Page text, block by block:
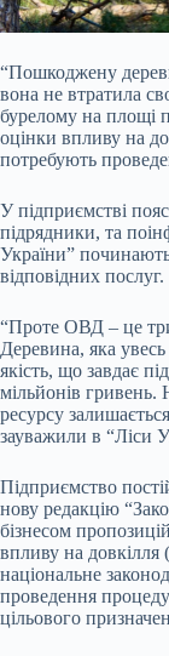
“Пошкоджену
вона не втратила
бурелому на площі
оцінки впливу на
потребують
У підприємстві
підрядники, та
України”
відповідних послуг.
“Проте ОВД – це
Деревина, яка
якість, що завдає
мільйонів
ресурсу
зауважили в “Ліси
Підприємство
нову редакцію
бізнесом
впливу на
національне
проведення
цільового